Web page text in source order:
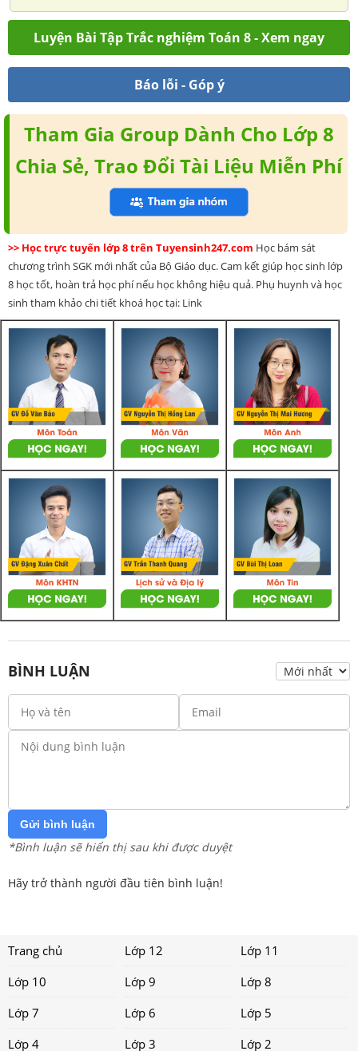
Luyện Bài Tập Trắc nghiệm Toán 8 - Xem ngay
Báo lỗi - Góp ý
Tham Gia Group Dành Cho Lớp 8
Chia Sẻ, Trao Đổi Tài Liệu Miễn Phí
>> Học trực tuyến lớp 8 trên Tuyensinh247.com Học bám sát
chương trình SGK mới nhất của Bộ Giáo dục. Cam kết giúp học sinh lớp
8 học tốt, hoàn trả học phí nếu học không hiệu quả. Phụ huynh và học
sinh tham khảo chi tiết khoá học tại: Link
BÌNH LUẬN
Gửi bình luận
*Bình luận sẽ hiển thị sau khi được duyệt
Hãy trở thành người đầu tiên bình luận!
Trang chủ Lớp 12
Lớp 11
Lớp 10
Lớp 9
Lớp 8
Lớp 7
Lớp 6
Lớp 5
Lớp 4
Lớp 3 Lớp 2